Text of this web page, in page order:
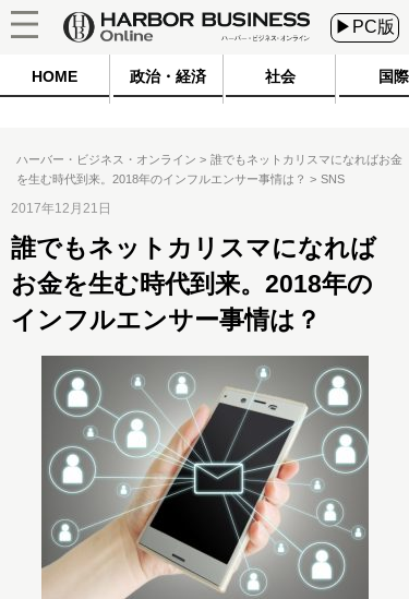
▶PC版
HOME 政治・経済 社会 国際
ハーバー・ビジネス・オンライン
誰でもネットカリスマになればお金
を生む時代到来。2018年のインフルエンサー事情は？
SNS
2017年12月21日
誰でもネットカリスマになれば
お金を生む時代到来。2018年の
インフルエンサー事情は？